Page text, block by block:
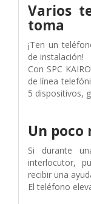
Varios
toma
¡Ten un
de instalación!
Con SPC
de línea
5 dispositivos,
Un
Si durante
interlocutor,
recibir una
El teléfono